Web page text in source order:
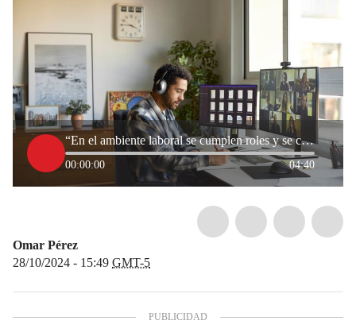
“En el ambiente laboral se cumplen roles y se cumplen para un bien común”: psiquiatra
00:00:00 04:40
Omar Pérez
28/10/2024 - 15:49 GMT-5